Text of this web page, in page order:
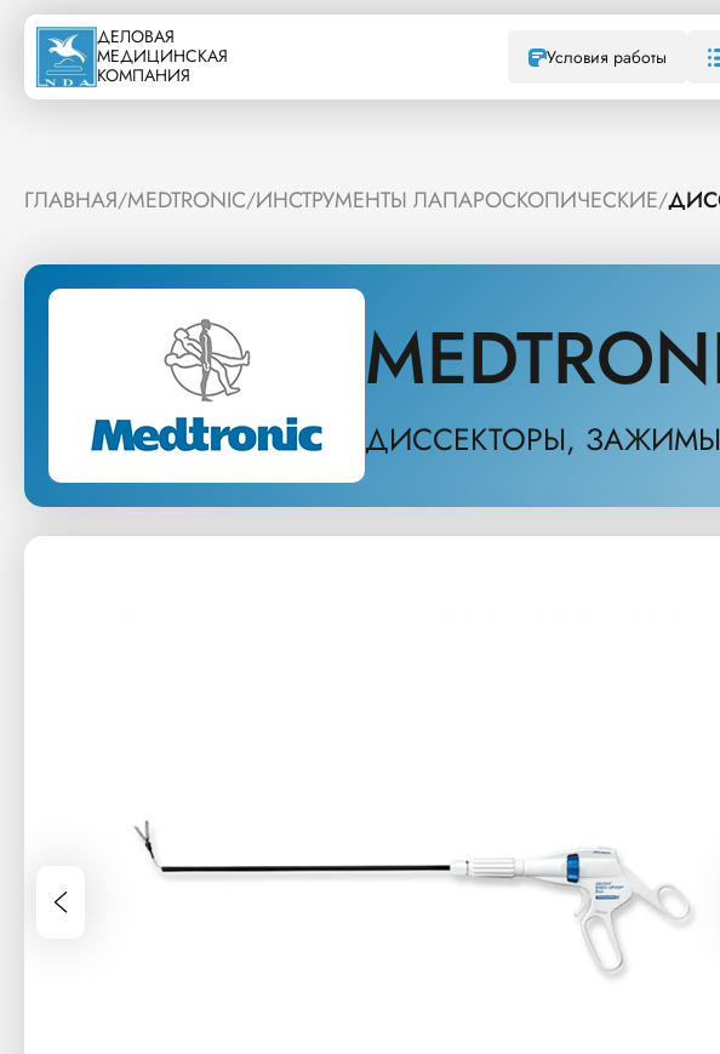
ДЕЛОВАЯ
МЕДИЦИНСКАЯ
КОМПАНИЯ
Условия работы
ГЛАВНАЯ/MEDTRONIC/ИНСТРУМЕНТЫ ЛАПАРОСКОПИЧЕСКИЕ/
ДИССЕКТОРЫ, ЗАЖИМЫ,